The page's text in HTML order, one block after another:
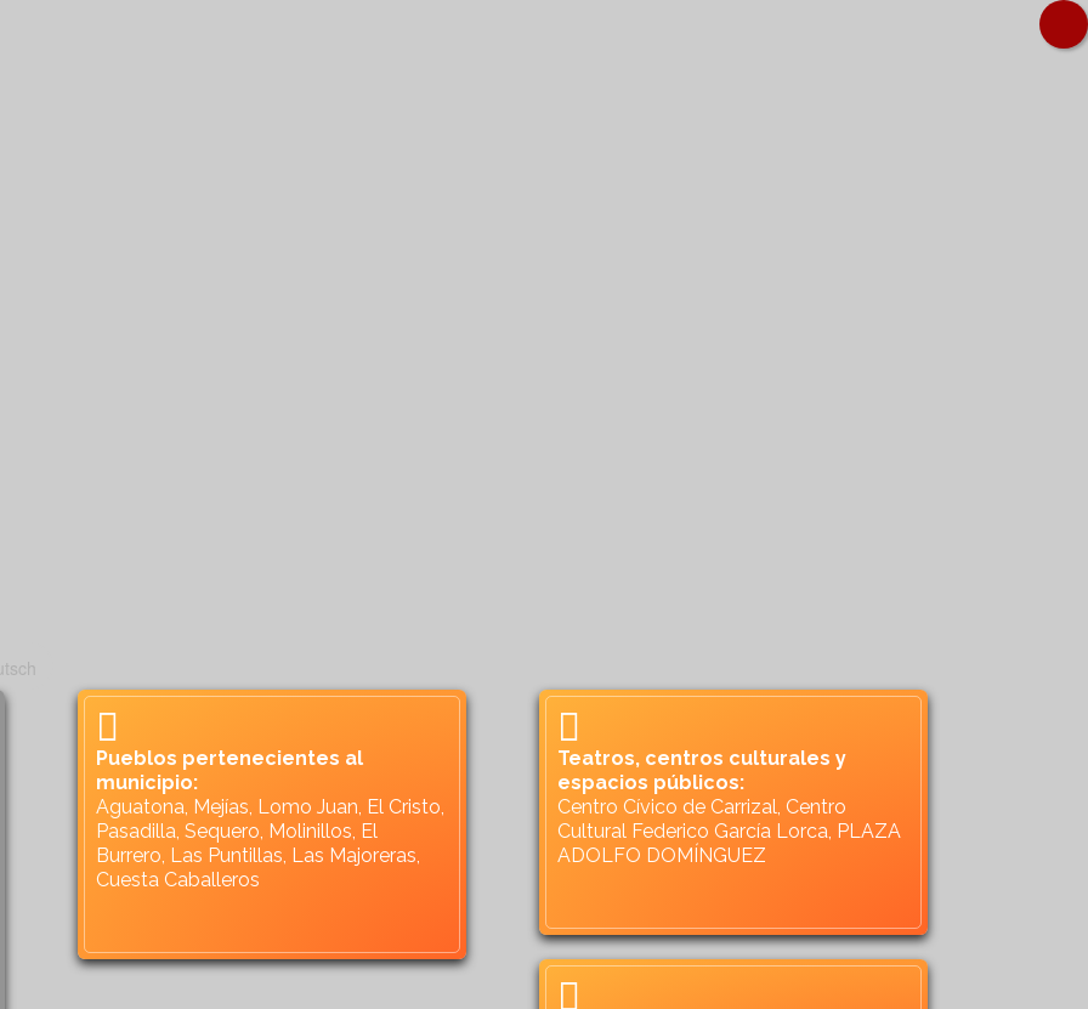
Pueblos pertenecientes al
municipio:
Aguatona, Mejías, Lomo Juan, El Cristo,
Pasadilla, Sequero, Molinillos, El
Burrero, Las Puntillas, Las Majoreras,
Cuesta Caballeros
Teatros, centros culturales y
espacios públicos:
Centro Cívico de Carrizal, Centro
Cultural Federico García Lorca, PLAZA
ADOLFO DOMÍNGUEZ